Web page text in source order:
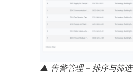
▲ 告警管理 – 排序与筛选